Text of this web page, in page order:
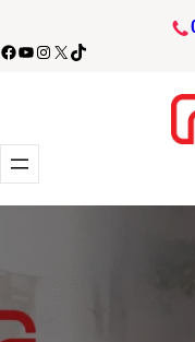
ke
Facebook YouTube Instagram X TikTok